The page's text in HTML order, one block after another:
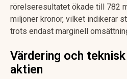
rörelseresultatet ökade till 782
miljoner kronor, vilket indikerar
trots endast marginell
Värdering och
aktien